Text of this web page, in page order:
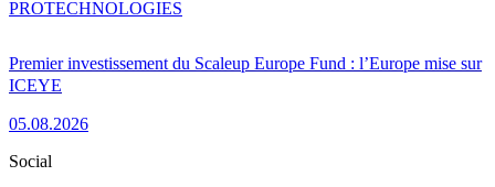
Premier investissement du Scaleup Europe Fund : l’Europe mise sur
ICEYE
05.08.2026
PROTECHNOLOGIES
Social